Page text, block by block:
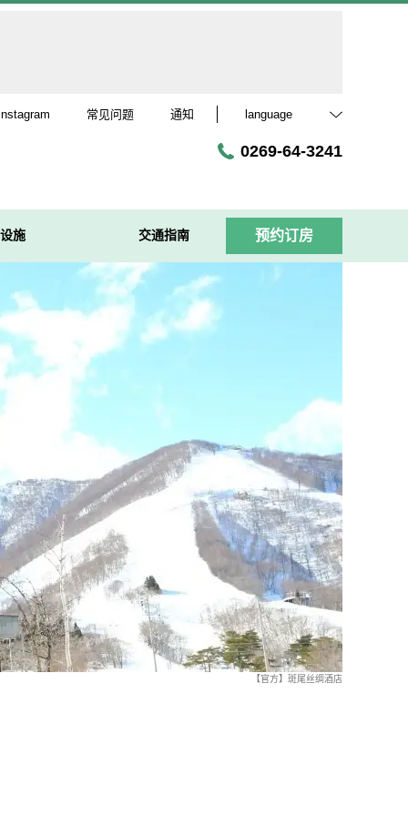
Instagram 常见问题 通知 language
0269-64-3241
施 交通指南 预约订房
【官方】斑尾丝绸酒店